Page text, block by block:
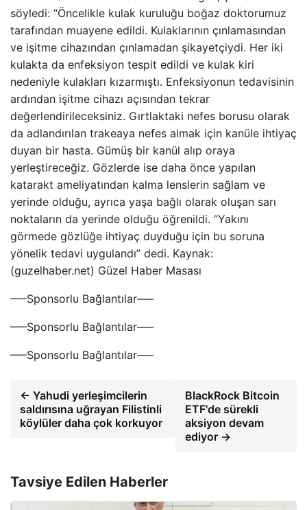
söyledi: “Öncelikle kulak kuruluğu boğaz doktorumuz
tarafından muayene edildi. Kulaklarının çınlamasından
ve işitme cihazından çınlamadan şikayetçiydi. Her iki
kulakta da enfeksiyon tespit edildi ve kulak kiri
nedeniyle kulakları kızarmıştı. Enfeksiyonun tedavisinin
ardından işitme cihazı açısından tekrar
değerlendirileceksiniz. Gırtlaktaki nefes borusu olarak
da adlandırılan trakeaya nefes almak için kanüle ihtiyaç
duyan bir hasta. Gümüş bir kanül alıp oraya
yerleştireceğiz. Gözlerde ise daha önce yapılan
katarakt ameliyatından kalma lenslerin sağlam ve
yerinde olduğu, ayrıca yaşa bağlı olarak oluşan sarı
noktaların da yerinde olduğu öğrenildi. “Yakını
görmede gözlüğe ihtiyaç duyduğu için bu soruna
yönelik tedavi uygulandı” dedi. Kaynak:
(guzelhaber.net) Güzel Haber Masası
—–Sponsorlu Bağlantılar—–
—–Sponsorlu Bağlantılar—–
—–Sponsorlu Bağlantılar—–
← Yahudi yerleşimcilerin
saldırısına uğrayan Filistinli
köylüler daha çok korkuyor
BlackRock Bitcoin
ETF'de sürekli
aksiyon devam
ediyor →
Tavsiye Edilen Haberler